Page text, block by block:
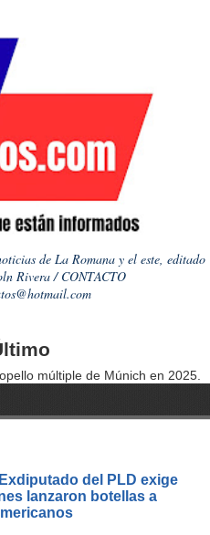
de La Romana y el este, editado
Rivera / CONTACTO
múltiple de Múnich en 2025.
del PLD exige
lanzaron botellas a